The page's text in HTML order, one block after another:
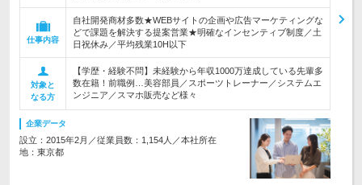
仕事内容
自社開発商材多数★WEBサイトの企画や広告マーケティングな
どで課題を解決する提案営業★明確なインセンティブ制度／土
日祝休み／平均残業10H以下
対象と
なる方
【学歴・経験不問】未経験から年収1000万達成している先輩多
数在籍！前職例…美容部員／スポーツトレーナー／システムエ
ンジニア／スマホ販売など様々
企業データ
設立：2015年2月／従業員数：1,154人／本社所在
地：東京都